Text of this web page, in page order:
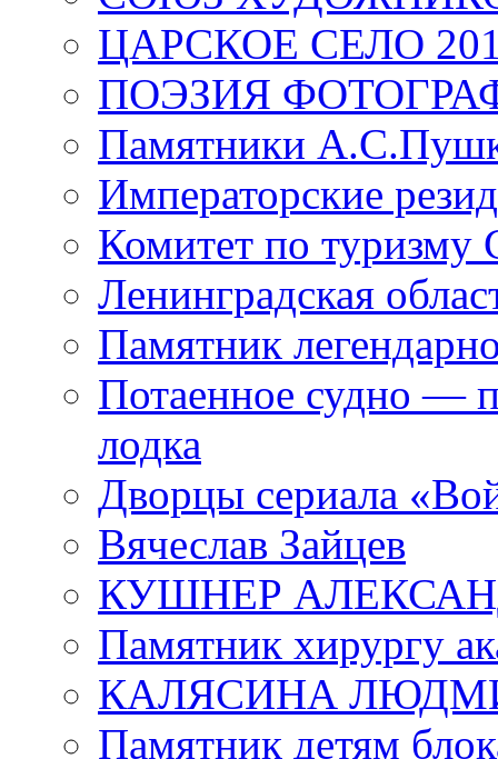
ЦАРСКОЕ СЕЛО
ПОЭЗИЯ
Памятники
Императорские
Комитет по туризму
Ленинградская
Памятник
Потаенное судно —
лодка
Дворцы сериала
Вячеслав Зайцев
КУШНЕР
Памятник хирургу
КАЛЯСИНА
Памятник детям